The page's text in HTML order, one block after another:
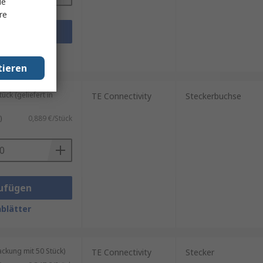
(geliefert in
0,889 €/Stück
TE Connectivity Steckerbuchse
mit 50 Stück) TE Connectivity Stecker